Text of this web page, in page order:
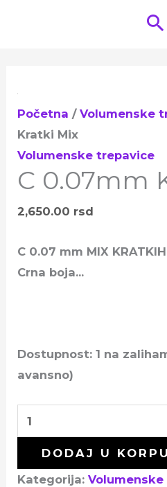
Početna /Volumenske
Kratki Mix
Volumenske trepavice
C 0.07mm
2,650.00 rsd
C 0.07 mm MIX
Crna boja…
Dostupnost: 1 na
avansno)
0.07mm
Kratki
Mix
količina
DODAJ U KORPU
Kategorija: